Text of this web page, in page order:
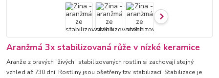
Aranžmá 3x stabilizovaná růže v nízké keramice
Aranže z pravých "živých" stabilizovaných rostlin si zachovají stejný
vzhled až 730 dní. Rostliny jsou ošetřeny tzv. stabilizací. Stabilizace je